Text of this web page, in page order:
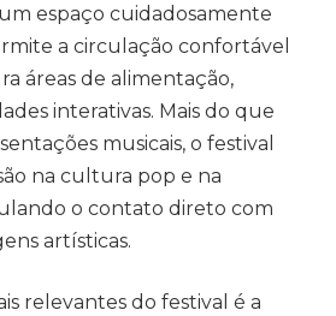
espaço cuidadosamente
a circulação confortável
áreas de alimentação,
interativas. Mais do que
musicais, o festival
na cultura pop e na
o contato direto com
artísticas.
relevantes do festival é a